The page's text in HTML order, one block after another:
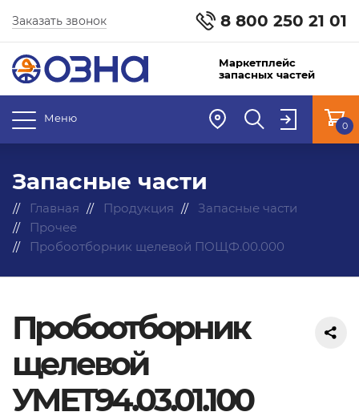
8 800 250 21 01
Заказать звонок
Маркетплейс
запасных частей
Меню
0
Запасные части
Главная Продукция
Запасные части
Прочее
Пробоотборник щелевой ПОЩФ.00.000
Пробоотборник
щелевой
УМЕТ94.03.01.100